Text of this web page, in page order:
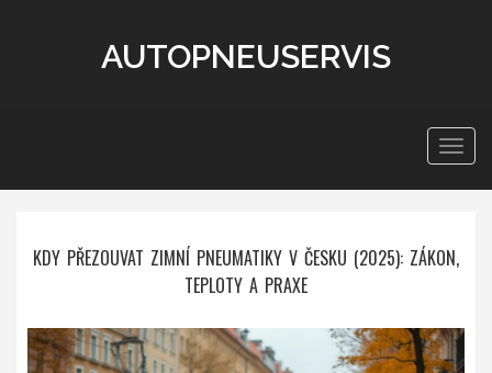
AUTOPNEUSERVIS
KDY PŘEZOUVAT ZIMNÍ PNEUMATIKY V ČESKU (2025): ZÁKON,
TEPLOTY A PRAXE